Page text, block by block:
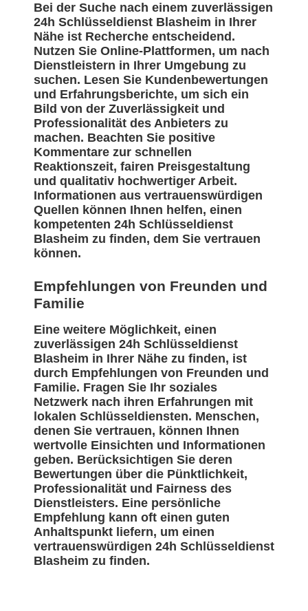
Bei der Suche nach einem zuverlässigen
24h Schlüsseldienst Blasheim in Ihrer
Nähe ist Recherche entscheidend.
Nutzen Sie Online-Plattformen, um nach
Dienstleistern in Ihrer Umgebung zu
suchen. Lesen Sie Kundenbewertungen
und Erfahrungsberichte, um sich ein
Bild von der Zuverlässigkeit und
Professionalität des Anbieters zu
machen. Beachten Sie positive
Kommentare zur schnellen
Reaktionszeit, fairen Preisgestaltung
und qualitativ hochwertiger Arbeit.
Informationen aus vertrauenswürdigen
Quellen können Ihnen helfen, einen
kompetenten 24h Schlüsseldienst
Blasheim zu finden, dem Sie vertrauen
können.
Empfehlungen von Freunden und
Familie
Eine weitere Möglichkeit, einen
zuverlässigen 24h Schlüsseldienst
Blasheim in Ihrer Nähe zu finden, ist
durch Empfehlungen von Freunden und
Familie. Fragen Sie Ihr soziales
Netzwerk nach ihren Erfahrungen mit
lokalen Schlüsseldiensten. Menschen,
denen Sie vertrauen, können Ihnen
wertvolle Einsichten und Informationen
geben. Berücksichtigen Sie deren
Bewertungen über die Pünktlichkeit,
Professionalität und Fairness des
Dienstleisters. Eine persönliche
Empfehlung kann oft einen guten
Anhaltspunkt liefern, um einen
vertrauenswürdigen 24h Schlüsseldienst
Blasheim zu finden.